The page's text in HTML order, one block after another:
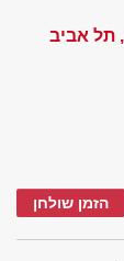
הזמן שולחן